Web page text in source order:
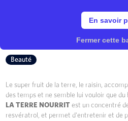
En savoir
Fermer cette
Beauté
Le super fruit de la terre, le raisin,
des temps et ne semble lui vouloir que du
LA TERRE NOURRIT est un concentré
resvératrol, et permet d'entretenir et de